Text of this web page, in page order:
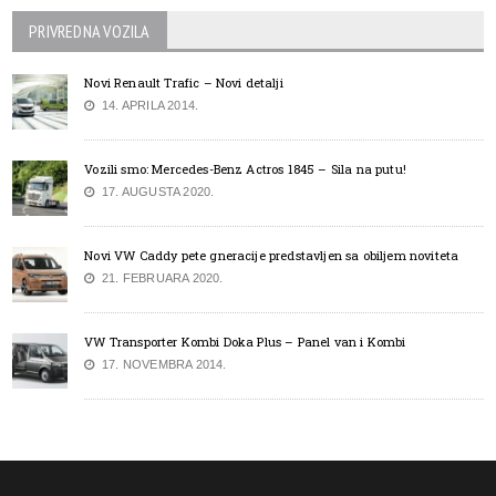
PRIVREDNA VOZILA
Novi Renault Trafic – Novi detalji
14. APRILA 2014.
Vozili smo: Mercedes-Benz Actros 1845 – Sila na putu!
17. AUGUSTA 2020.
Novi VW Caddy pete gneracije predstavljen sa obiljem noviteta
21. FEBRUARA 2020.
VW Transporter Kombi Doka Plus – Panel van i Kombi
17. NOVEMBRA 2014.